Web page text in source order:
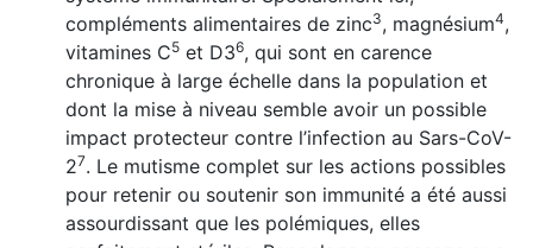
compléments ali­mentaires de zinc3, magnésium4,
vitamines C5 et D36, qui sont en carence
chronique à large échelle dans la popu­lation et
dont la mise à niveau semble avoir un possible
impact protecteur contre l’infection au Sars-CoV-
27. Le mutisme complet sur les actions possibles
pour retenir ou soutenir son immunité a été aussi
assourdissant que les polémiques, elles